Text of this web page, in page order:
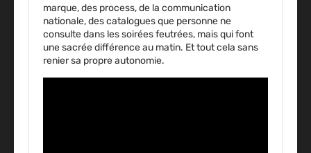
marque, des process, de la communication
nationale, des catalogues que personne ne
consulte dans les soirées feutrées, mais qui font
une sacrée différence au matin. Et tout cela sans
renier sa propre autonomie.